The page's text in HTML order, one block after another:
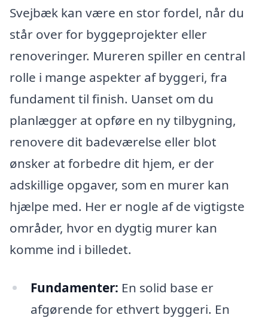
Svejbæk kan være en stor fordel, når du
står over for byggeprojekter eller
renoveringer. Mureren spiller en central
rolle i mange aspekter af byggeri, fra
fundament til finish. Uanset om du
planlægger at opføre en ny tilbygning,
renovere dit badeværelse eller blot
ønsker at forbedre dit hjem, er der
adskillige opgaver, som en murer kan
hjælpe med. Her er nogle af de vigtigste
områder, hvor en dygtig murer kan
komme ind i billedet.
Fundamenter: En solid base er
afgørende for ethvert byggeri. En